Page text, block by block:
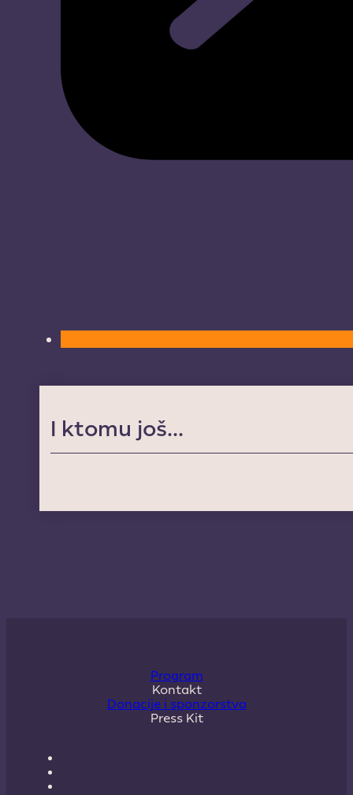
I ktomu još...
Program
Kontakt
Donacije i sponzorstva
Press Kit